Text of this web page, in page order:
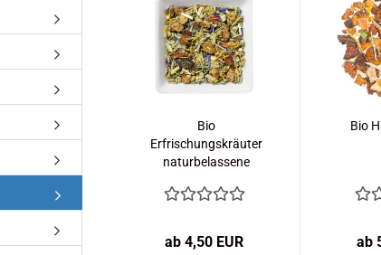
Bio
Erfrischungskräuter
naturbelassene
ab 4,50 EUR
Bio
ab